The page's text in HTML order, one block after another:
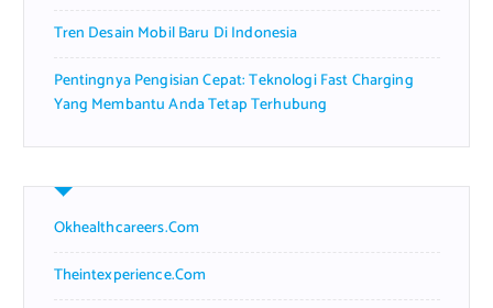
Tren Desain Mobil Baru Di Indonesia
Pentingnya Pengisian Cepat: Teknologi Fast Charging
Yang Membantu Anda Tetap Terhubung
Okhealthcareers.com
Theintexperience.com